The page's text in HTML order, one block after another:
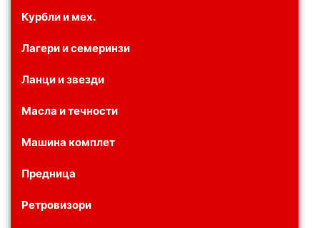
Курбли и мех.
Лагери и семеринзи
Ланци и звезди
Масла и течности
Машина комплет
Предница
Ретровизори